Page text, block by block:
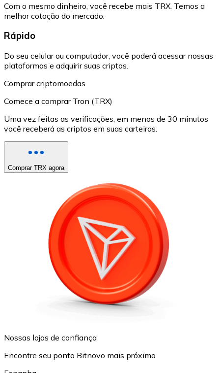
Com o mesmo dinheiro, você recebe mais TRX. Temos a
melhor cotação do mercado.
Rápido
Do seu celular ou computador, você poderá acessar nossas
plataformas e adquirir suas criptos.
Comprar criptomoedas
Comece a comprar Tron (TRX)
Uma vez feitas as verificações, em menos de 30 minutos
você receberá as criptos em suas carteiras.
Comprar TRX agora
Nossas lojas de confiança
Encontre seu ponto Bitnovo mais próximo